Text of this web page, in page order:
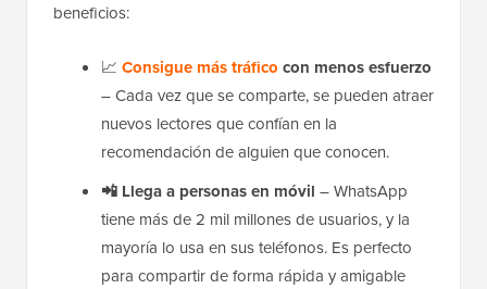
beneficios:
📈 Consigue más tráfico con menos esfuerzo
– Cada vez que se comparte, se pueden atraer
nuevos lectores que confían en la
recomendación de alguien que conocen.
📲 Llega a personas en móvil – WhatsApp
tiene más de 2 mil millones de usuarios, y la
mayoría lo usa en sus teléfonos. Es perfecto
para compartir de forma rápida y amigable